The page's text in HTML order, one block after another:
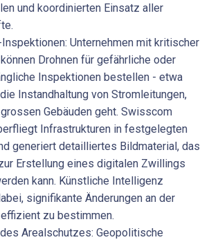
und koordinierten Einsatz aller
Unternehmen mit kritischer
Drohnen für gefährliche oder
Inspektionen bestellen - etwa
Instandhaltung von Stromleitungen,
Gebäuden geht. Swisscom
Infrastrukturen in festgelegten
generiert detailliertes Bildmaterial, das
Erstellung eines digitalen Zwillings
kann. Künstliche Intelligenz
signifikante Änderungen an der
zu bestimmen.
Arealschutzes: Geopolitische